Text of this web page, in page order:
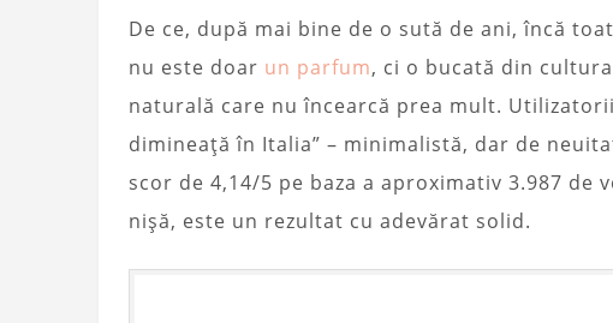
De ce, după mai bine de o sută de ani, încă
nu este doar un parfum, ci o bucată din
naturală care nu încearcă prea mult.
dimineață în Italia” – minimalistă, dar de
scor de 4,14/5 pe baza a aproximativ 3.987
nișă, este un rezultat cu adevărat solid.